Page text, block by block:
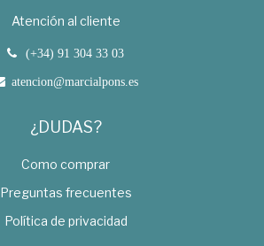
Atención al cliente
(+34) 91 304 33 03
atencion@marcialpons.es
¿DUDAS?
Como comprar
Preguntas frecuentes
Política de privacidad